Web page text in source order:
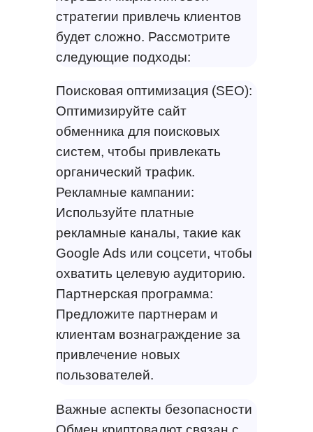
стратегии привлечь клиентов
будет сложно. Рассмотрите
следующие подходы:
Поисковая оптимизация (SEO):
Оптимизируйте сайт
обменника для поисковых
систем, чтобы привлекать
органический трафик.
Рекламные кампании:
Используйте платные
рекламные каналы, такие как
Google Ads или соцсети, чтобы
охватить целевую аудиторию.
Партнерская программа:
Предложите партнерам и
клиентам вознаграждение за
привлечение новых
пользователей.
Важные аспекты безопасности